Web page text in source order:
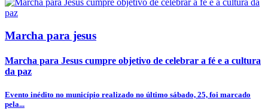
Marcha para jesus
Marcha para Jesus cumpre objetivo de celebrar a fé e a cultura
da paz
Evento inédito no município realizado no último sábado, 25, foi marcado
pela...